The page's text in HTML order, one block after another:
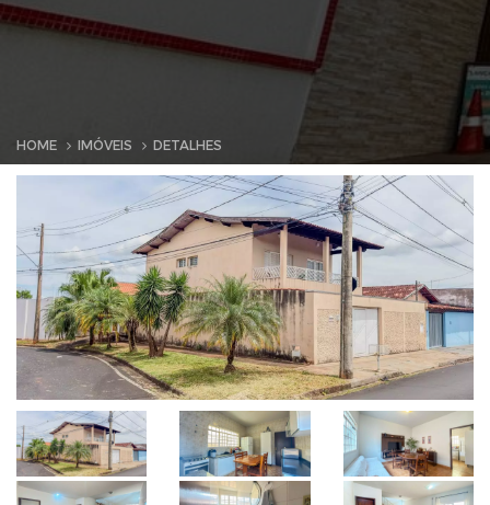
HOME IMÓVEIS DETALHES